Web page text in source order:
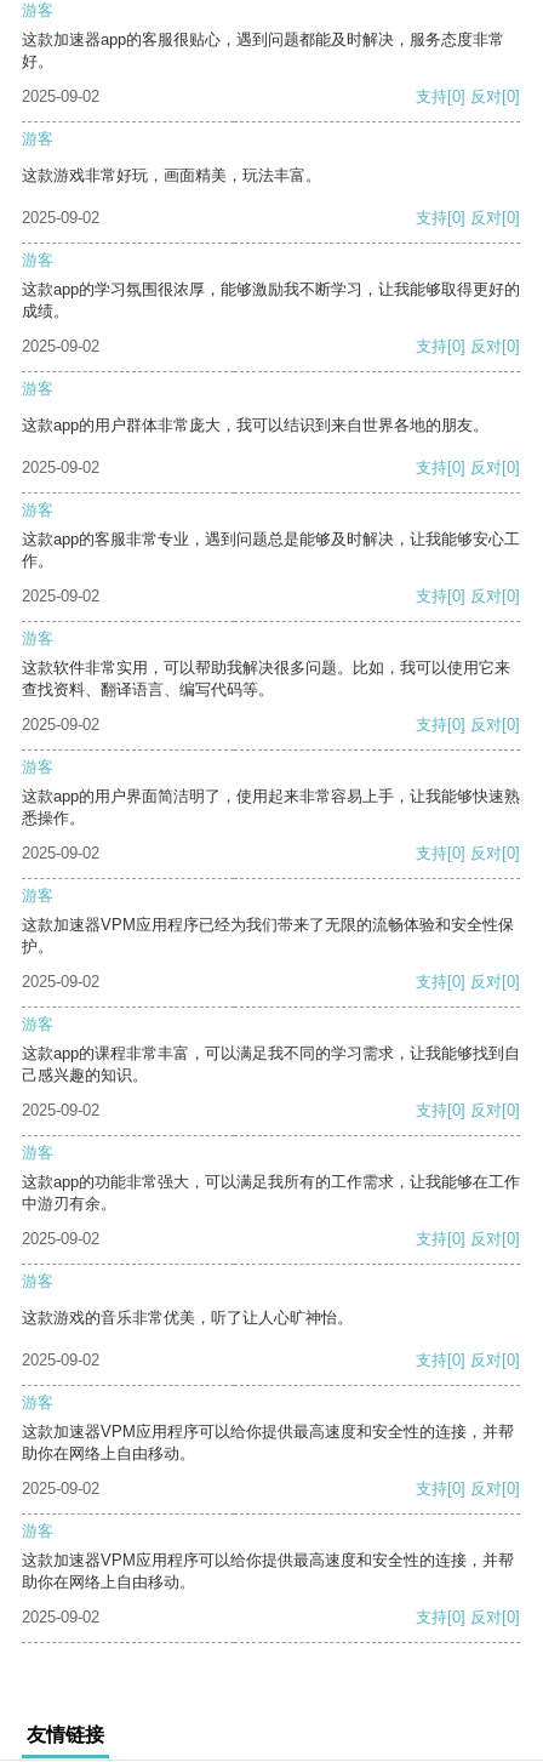
游客
这款加速器app的客服很贴心，遇到问题都能及时解决，服务态度非常
好。
2025-09-02
支持[0] 反对[0]
游客
这款游戏非常好玩，画面精美，玩法丰富。
2025-09-02 支持[0] 反对[0]
游客
这款app的学习氛围很浓厚，能够激励我不断学习，让我能够取得更好的
成绩。
2025-09-02
支持[0] 反对[0]
游客
这款app的用户群体非常庞大，我可以结识到来自世界各地的朋友。
2025-09-02 支持[0] 反对[0]
游客
这款app的客服非常专业，遇到问题总是能够及时解决，让我能够安心工
作。
2025-09-02
支持[0] 反对[0]
游客
这款软件非常实用，可以帮助我解决很多问题。比如，我可以使用它来
查找资料、翻译语言、编写代码等。
2025-09-02
支持[0] 反对[0]
游客
这款app的用户界面简洁明了，使用起来非常容易上手，让我能够快速熟
悉操作。
2025-09-02
支持[0] 反对[0]
游客
这款加速器VPM应用程序已经为我们带来了无限的流畅体验和安全性保
护。
2025-09-02
支持[0] 反对[0]
游客
这款app的课程非常丰富，可以满足我不同的学习需求，让我能够找到自
己感兴趣的知识。
2025-09-02
支持[0] 反对[0]
游客
这款app的功能非常强大，可以满足我所有的工作需求，让我能够在工作
中游刃有余。
2025-09-02
支持[0] 反对[0]
游客
这款游戏的音乐非常优美，听了让人心旷神怡。
2025-09-02 支持[0] 反对[0]
游客
这款加速器VPM应用程序可以给你提供最高速度和安全性的连接，并帮
助你在网络上自由移动。
2025-09-02
支持[0] 反对[0]
游客
这款加速器VPM应用程序可以给你提供最高速度和安全性的连接，并帮
助你在网络上自由移动。
2025-09-02
支持[0] 反对[0]
友情链接